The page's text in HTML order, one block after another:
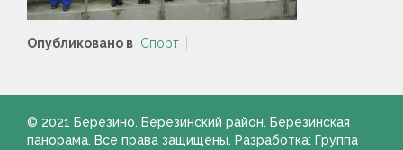
Опубликовано в Спорт
© 2021 Березино. Березинский район. Березинская
панорама. Все права защищены. Разработка: Группа